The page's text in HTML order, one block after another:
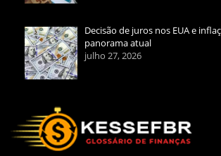
Decisão de juros nos EUA e
panorama atual
julho 27, 2026